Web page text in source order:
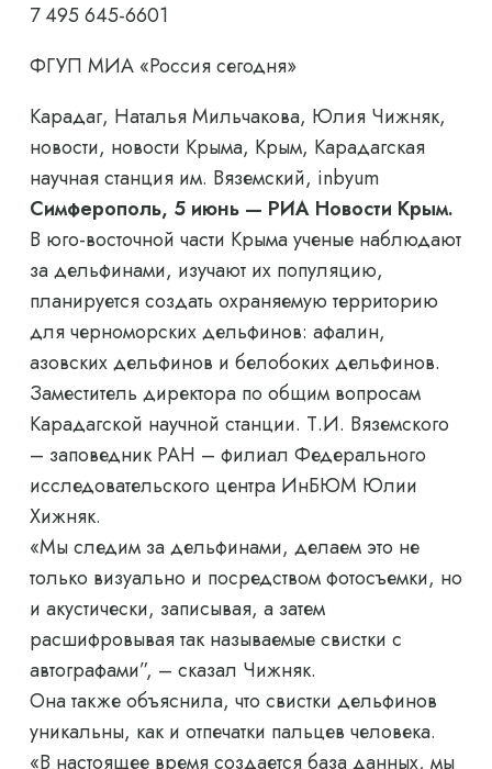
7 495 645-6601
ФГУП МИА «Россия сегодня»
Карадаг, Наталья Мильчакова, Юлия Чижняк,
новости, новости Крыма, Крым, Карадагская
научная станция им. Вяземский, inbyum
Симферополь, 5 июнь — РИА Новости Крым.
В юго-восточной части Крыма ученые наблюдают
за дельфинами, изучают их популяцию,
планируется создать охраняемую территорию
для черноморских дельфинов: афалин,
азовских дельфинов и белобоких дельфинов.
Заместитель директора по общим вопросам
Карадагской научной станции. Т.И. Вяземского
– заповедник РАН – филиал Федерального
исследовательского центра ИнБЮМ Юлии
Хижняк.
«Мы следим за дельфинами, делаем это не
только визуально и посредством фотосъемки, но
и акустически, записывая, а затем
расшифровывая так называемые свистки с
автографами”, – сказал Чижняк.
Она также объяснила, что свистки дельфинов
уникальны, как и отпечатки пальцев человека.
«В настоящее время создается база данных, мы